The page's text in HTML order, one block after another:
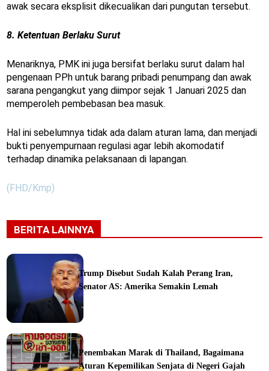
awak secara eksplisit dikecualikan dari pungutan tersebut.
8. Ketentuan Berlaku Surut
Menariknya, PMK ini juga bersifat berlaku surut dalam hal
pengenaan PPh untuk barang pribadi penumpang dan awak
sarana pengangkut yang diimpor sejak 1 Januari 2025 dan
memperoleh pembebasan bea masuk.
Hal ini sebelumnya tidak ada dalam aturan lama, dan menjadi
bukti penyempurnaan regulasi agar lebih akomodatif
terhadap dinamika pelaksanaan di lapangan.
(FHD/Kmp)
BERITA LAINNYA
Trump Disebut Sudah Kalah Perang Iran,
Senator AS: Amerika Semakin Lemah
Penembakan Marak di Thailand, Bagaimana
Aturan Kepemilikan Senjata di Negeri Gajah